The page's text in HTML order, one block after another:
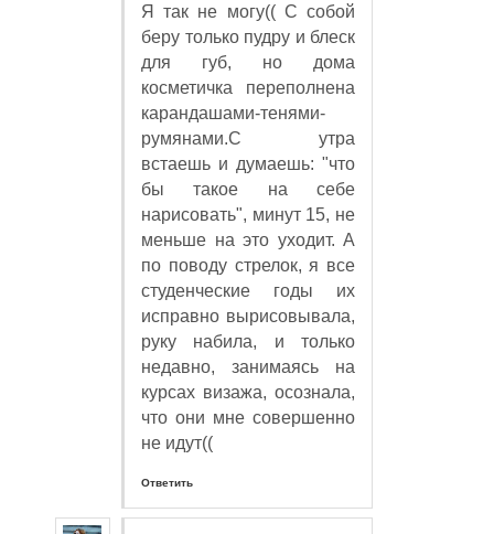
Я так не могу(( С собой
беру только пудру и блеск
для губ, но дома
косметичка переполнена
карандашами-тенями-
румянами.С утра
встаешь и думаешь: "что
бы такое на себе
нарисовать", минут 15, не
меньше на это уходит. А
по поводу стрелок, я все
студенческие годы их
исправно вырисовывала,
руку набила, и только
недавно, занимаясь на
курсах визажа, осознала,
что они мне совершенно
не идут((
Ответить